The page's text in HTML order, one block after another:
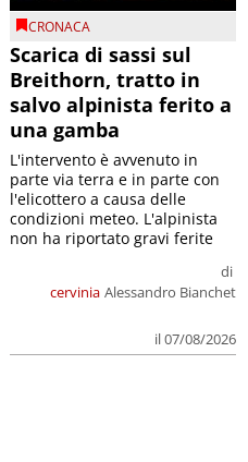
CRONACA
Scarica di sassi sul
Breithorn, tratto in
salvo alpinista ferito a
una gamba
cervinia
di
Alessandro Bianchet
il 07/08/2026
L'intervento è avvenuto in
parte via terra e in parte con
l'elicottero a causa delle
condizioni meteo. L'alpinista
non ha riportato gravi ferite